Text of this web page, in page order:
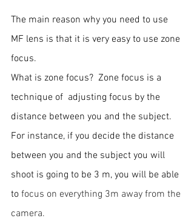
The main reason why you need to use
MF lens is that it is very easy to use zone
focus.
What is zone focus?  Zone focus is a
technique of  adjusting focus by the
distance between you and the subject.
For instance, if you decide the distance
between you and the subject you will
shoot is going to be 3 m, you will be able
to focus on everything 3m away from the
camera.